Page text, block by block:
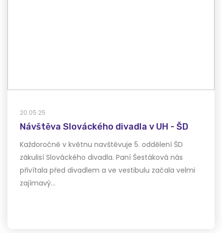
20.05.25
Návštěva Slováckého divadla v UH - ŠD
Každoročně v květnu navštěvuje 5. oddělení ŠD
zákulisí Slováckého divadla. Paní Šestáková nás
přivítala před divadlem a ve vestibulu začala velmi
zajímavý…